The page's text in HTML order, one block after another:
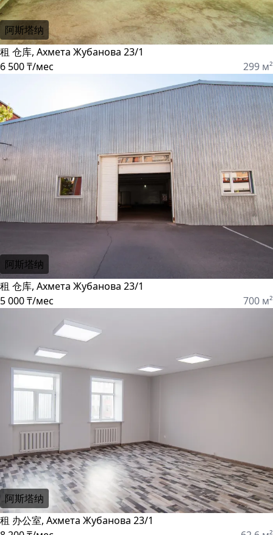
阿斯塔纳
租 仓库, Ахмета Жубанова 23/1
6 500 ₸/мес
299 м²
阿斯塔纳
租 仓库, Ахмета Жубанова 23/1
5 000 ₸/мес
700 м²
阿斯塔纳
租 办公室, Ахмета Жубанова 23/1